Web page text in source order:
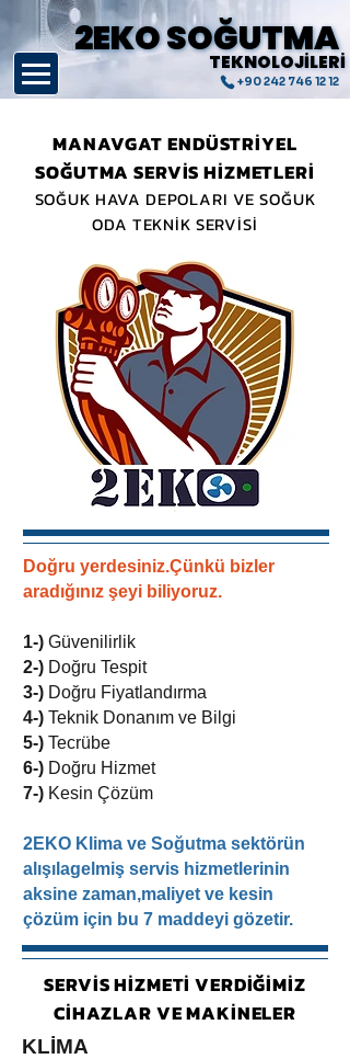
+90 242 746 12 12
2EKO SOĞUTMA
2EKO SOĞUTMA
TEKNOLOJİLERİ
TEKNOLOJİLERİ
MANAVGAT ENDÜSTRİYEL
SOĞUTMA SERVİS HİZMETLERİ
SOĞUK HAVA DEPOLARI VE SOĞUK
ODA TEKNİK SERVİSİ
Doğru yerdesiniz.Çünkü bizler
aradığınız şeyi biliyoruz.
1-) Güvenilirlik
2-) Doğru Tespit
3-) Doğru Fiyatlandırma
4-) Teknik Donanım ve Bilgi
5-) Tecrübe
6-) Doğru Hizmet
7-) Kesin Çözüm
2EKO Klima ve Soğutma sektörün
alışılagelmiş servis hizmetlerinin
aksine zaman,maliyet ve kesin
çözüm için bu 7 maddeyi gözetir.
SERVİS HİZMETİ VERDİĞİMİZ
CİHAZLAR VE MAKİNELER
KLİMA